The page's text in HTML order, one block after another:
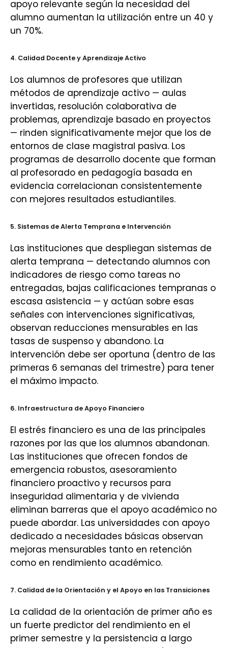
apoyo relevante según la necesidad del
alumno aumentan la utilización entre un 40 y
un 70%.
4. Calidad Docente y Aprendizaje Activo
Los alumnos de profesores que utilizan
métodos de aprendizaje activo — aulas
invertidas, resolución colaborativa de
problemas, aprendizaje basado en proyectos
— rinden significativamente mejor que los de
entornos de clase magistral pasiva. Los
programas de desarrollo docente que forman
al profesorado en pedagogía basada en
evidencia correlacionan consistentemente
con mejores resultados estudiantiles.
5. Sistemas de Alerta Temprana e Intervención
Las instituciones que despliegan sistemas de
alerta temprana — detectando alumnos con
indicadores de riesgo como tareas no
entregadas, bajas calificaciones tempranas o
escasa asistencia — y actúan sobre esas
señales con intervenciones significativas,
observan reducciones mensurables en las
tasas de suspenso y abandono. La
intervención debe ser oportuna (dentro de las
primeras 6 semanas del trimestre) para tener
el máximo impacto.
6. Infraestructura de Apoyo Financiero
El estrés financiero es una de las principales
razones por las que los alumnos abandonan.
Las instituciones que ofrecen fondos de
emergencia robustos, asesoramiento
financiero proactivo y recursos para
inseguridad alimentaria y de vivienda
eliminan barreras que el apoyo académico no
puede abordar. Las universidades con apoyo
dedicado a necesidades básicas observan
mejoras mensurables tanto en retención
como en rendimiento académico.
7. Calidad de la Orientación y el Apoyo en las Transiciones
La calidad de la orientación de primer año es
un fuerte predictor del rendimiento en el
primer semestre y la persistencia a largo